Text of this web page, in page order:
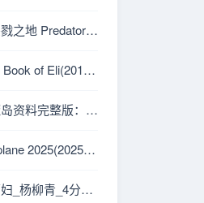
铁血战士：杀戮之地 Predator: Badlands(2025) [美国/澳大利亚/新西兰/加拿大/德国] [动作/科幻/惊悚/冒险] 英语7.4分
艾利之书 The Book of Eli(2010) [美国] [剧情/动作/冒险] 英语6.8分
爱波斯坦恶魔岛资料完整版：238页PDF绝密文档照片【41GB】
飞机2025 Airplane 2025(2025) [美国] [喜剧] 英语分
东北爆火禁荡妇_杨柳青_4分20秒完整版录音轰动全网_全程虎狼之词【191M】